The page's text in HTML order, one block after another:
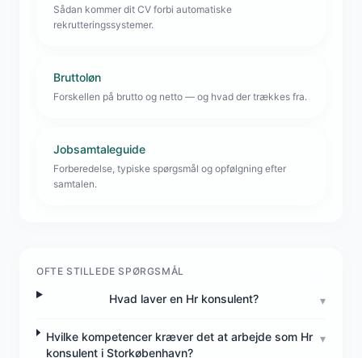
Sådan kommer dit CV forbi automatiske
rekrutteringssystemer.
Bruttoløn
Forskellen på brutto og netto — og hvad der trækkes fra.
Jobsamtaleguide
Forberedelse, typiske spørgsmål og opfølgning efter
samtalen.
OFTE STILLEDE SPØRGSMÅL
Hvad laver en Hr konsulent? ▾
Hvilke kompetencer kræver det at arbejde som Hr
konsulent i Storkøbenhavn?
▾